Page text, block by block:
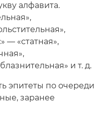
алфавита.
— «статная»,
и т. д.
эпитеты по очереди
заранее